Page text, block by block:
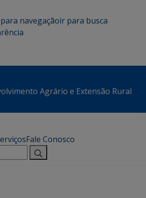
navegaçãoir para busca
Agrário e Extensão Rural
Fale Conosco